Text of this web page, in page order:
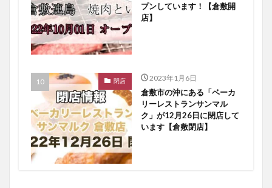
プンしています！【倉敷開
店】
閉店 2023年1月6日
倉敷市の沖にある「ベーカ
リーレストランサンマル
ク」が12月26日に閉店して
います【倉敷閉店】